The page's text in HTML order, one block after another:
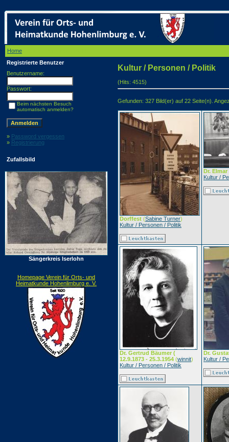
Home
Registrierte Benutzer
Benutzername:
Passwort:
Beim nächsten Besuch
automatisch anmelden?
» Password vergessen
» Registrierung
Zufallsbild
Sängerkreis Iserlohn
Homepage Verein für Orts- und
Heimatkunde Hohenlimburg e. V.
Kultur / Personen / Politik
(Hits: 4515)
Gefunden: 327 Bild(er) auf 22 Seite(n).
Dorffest (Sabine Turner)
Kultur / Personen / Politik
Dr.
Kultur /
Dr. Gertrud Bäumer (
12.9.1873 - 25.3.1954 (winnit)
Kultur / Personen / Politik
Dr.
Kultur /